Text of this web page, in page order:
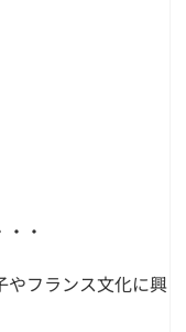
・
やフランス文化に興